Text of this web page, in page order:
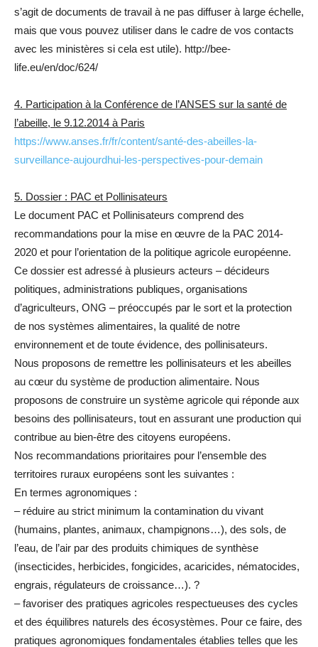
s’agit de documents de travail à ne pas diffuser à large échelle,
mais que vous pouvez utiliser dans le cadre de vos contacts
avec les ministères si cela est utile). http://bee-
life.eu/en/doc/624/
4. Participation à la Conférence de l’ANSES sur la santé de
l’abeille, le 9.12.2014 à Paris
https://www.anses.fr/fr/content/santé-des-abeilles-la-
surveillance-aujourdhui-les-perspectives-pour-demain
5. Dossier : PAC et Pollinisateurs
Le document PAC et Pollinisateurs comprend des
recommandations pour la mise en œuvre de la PAC 2014-
2020 et pour l’orientation de la politique agricole européenne.
Ce dossier est adressé à plusieurs acteurs – décideurs
politiques, administrations publiques, organisations
d’agriculteurs, ONG – préoccupés par le sort et la protection
de nos systèmes alimentaires, la qualité de notre
environnement et de toute évidence, des pollinisateurs.
Nous proposons de remettre les pollinisateurs et les abeilles
au cœur du système de production alimentaire. Nous
proposons de construire un système agricole qui réponde aux
besoins des pollinisateurs, tout en assurant une production qui
contribue au bien-être des citoyens européens.
Nos recommandations prioritaires pour l’ensemble des
territoires ruraux européens sont les suivantes :
En termes agronomiques :
– réduire au strict minimum la contamination du vivant
(humains, plantes, animaux, champignons…), des sols, de
l’eau, de l’air par des produits chimiques de synthèse
(insecticides, herbicides, fongicides, acaricides, nématocides,
engrais, régulateurs de croissance…). ?
– favoriser des pratiques agricoles respectueuses des cycles
et des équilibres naturels des écosystèmes. Pour ce faire, des
pratiques agronomiques fondamentales établies telles que les